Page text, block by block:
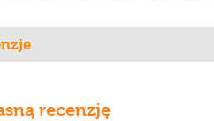
recenzję